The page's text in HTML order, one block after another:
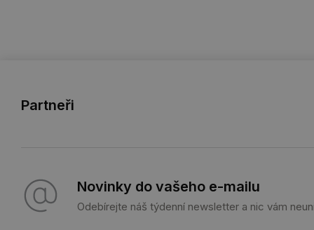
Partneři
Novinky do vašeho e-mailu
Odebírejte náš týdenní newsletter a nic vám